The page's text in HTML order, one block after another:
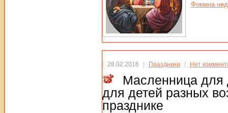
Фомина
28.02.2016 Праздники Нет
Масленница для
для детей разных
празднике